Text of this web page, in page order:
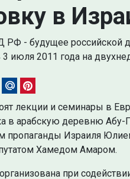
в
РФ - будущее российской
июля 2011 года на
лекции и семинары в
в арабскую деревню
пропаганды Израиля
Хамедом Амаром.
при